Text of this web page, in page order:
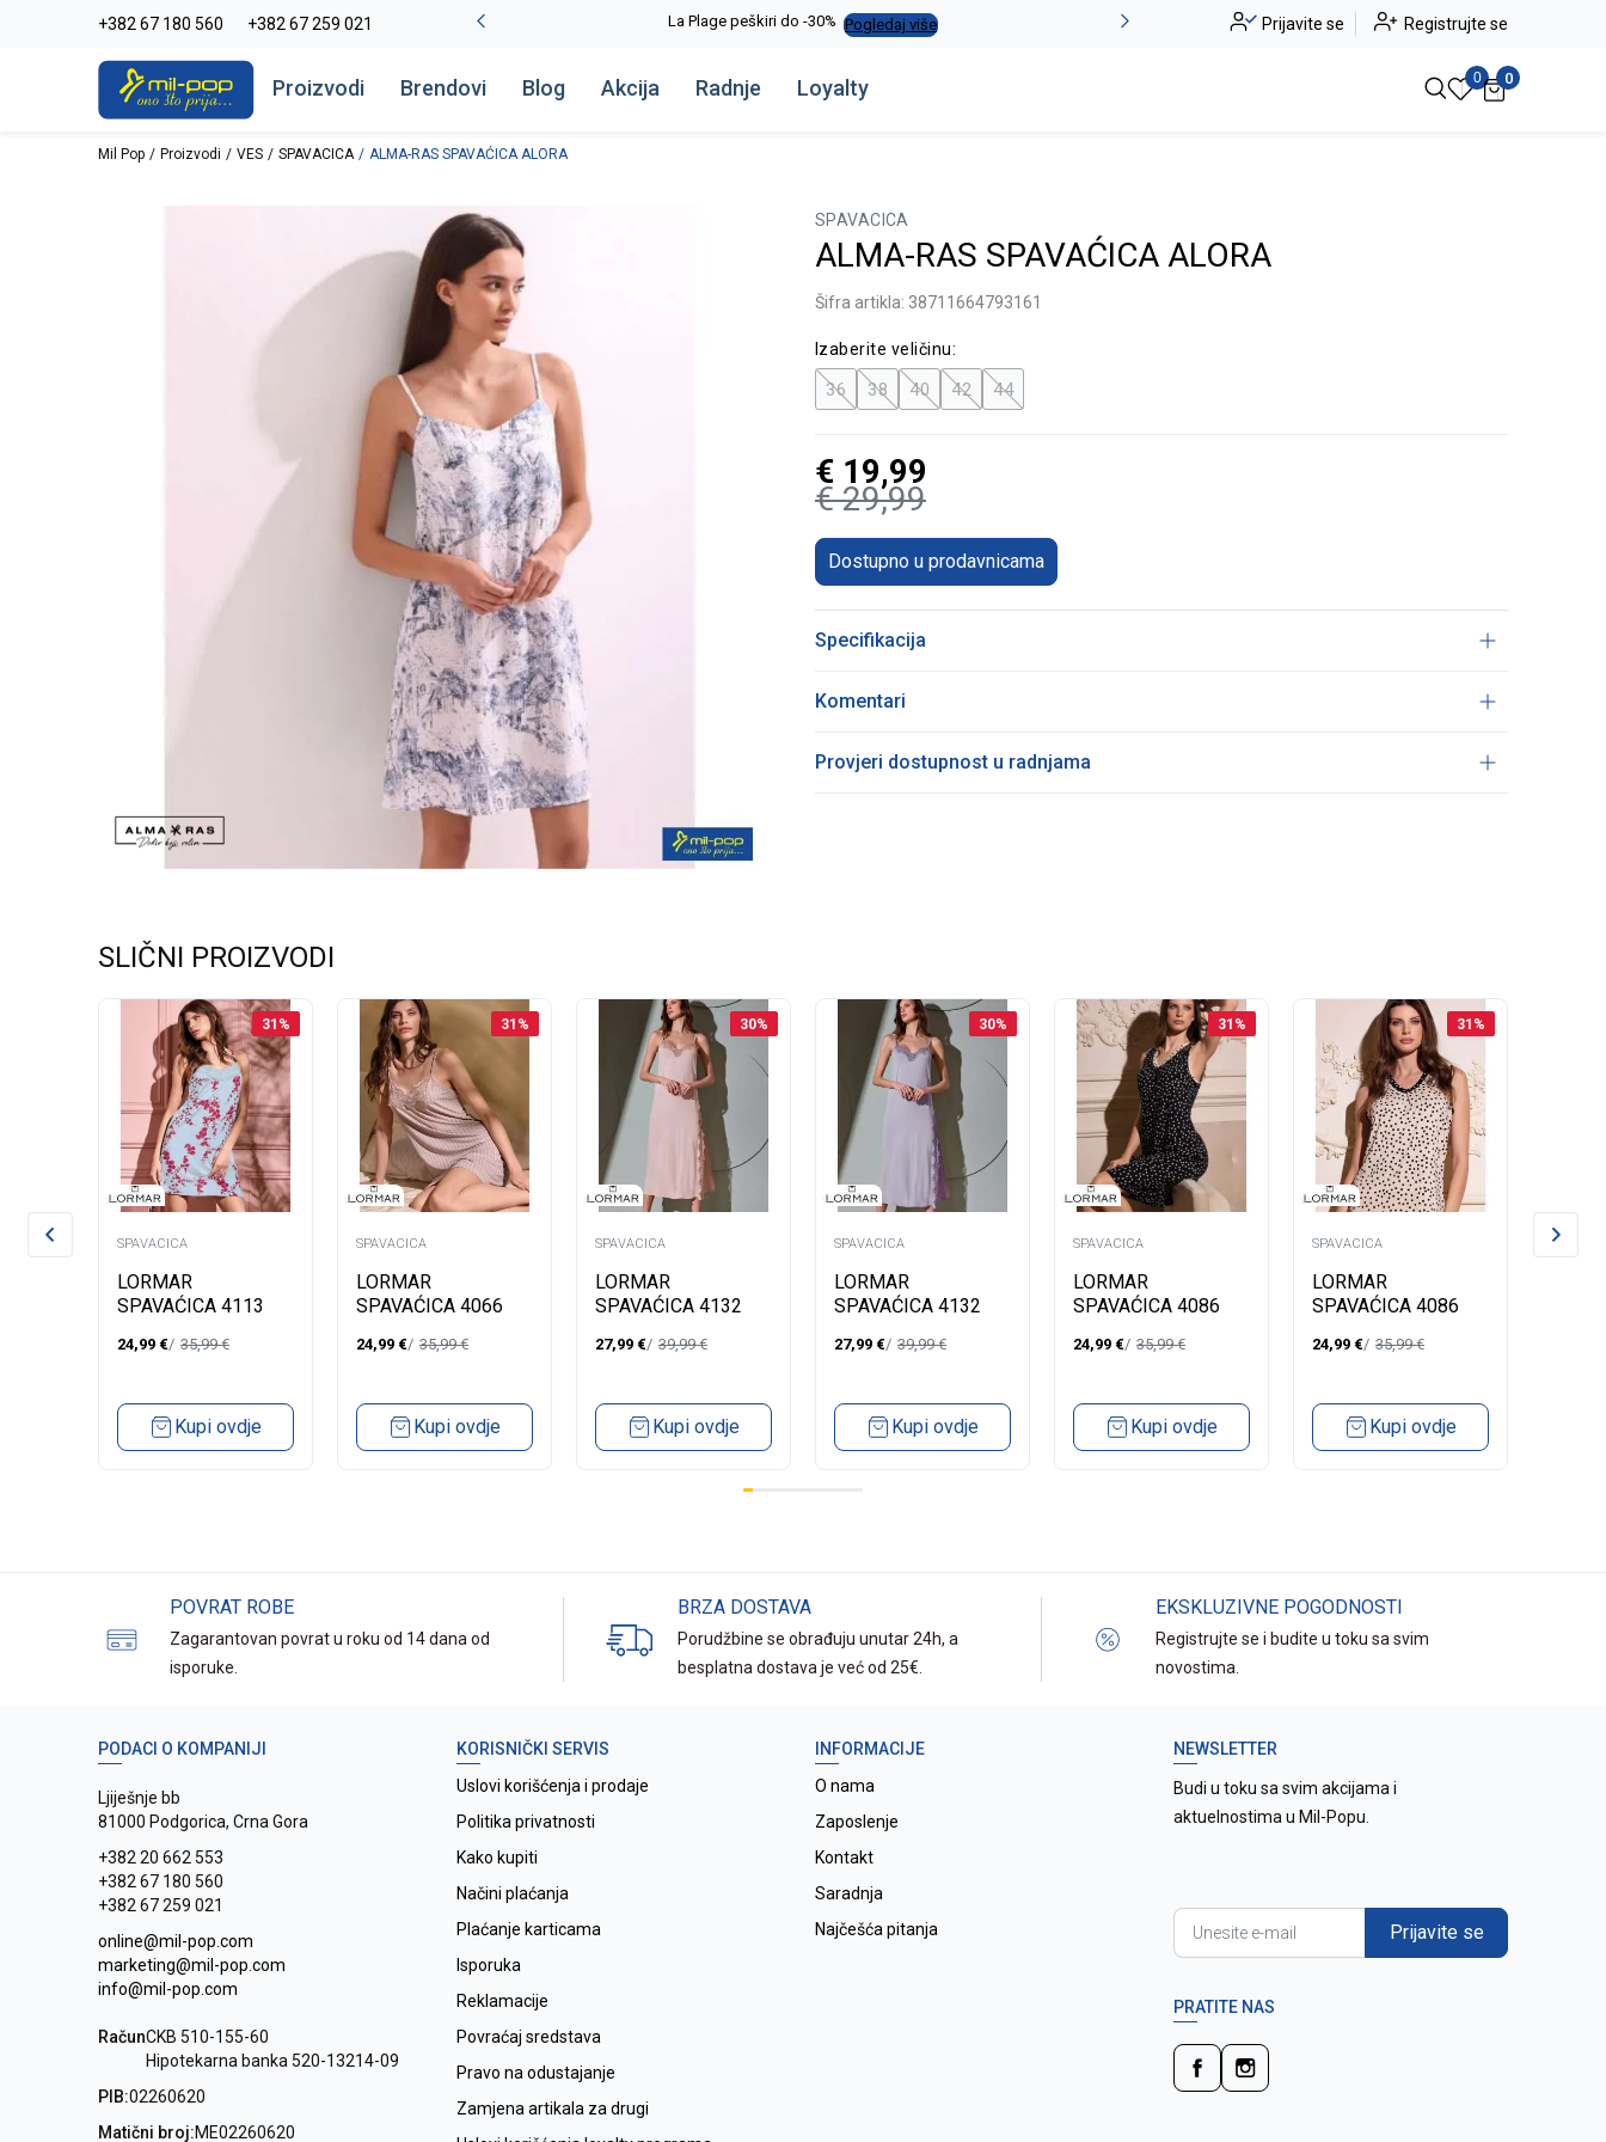
+382 67 180 560 +382 67 259 021
-20% na kompletan asortiman Pogledaj više La Plage peškiri do -30% Pogledaj više Alma Ras do -50% Pogledaj više
Prijavite se Registrujte se
Proizvodi Brendovi Blog Akcija Radnje Loyalty 0 0
Mil Pop Proizvodi VES SPAVACICA ALMA-RAS SPAVAĆICA ALORA
SPAVACICA
ALMA-RAS SPAVAĆICA ALORA
Šifra artikla: 38711664793161
Izaberite veličinu:
36 38 40 42 44
€ 29,99
€ 19,99
Dostupno u prodavnicama
Specifikacija
Komentari
Provjeri dostupnost u radnjama
SLIČNI PROIZVODI
31 %
SPAVACICA
LORMAR
SPAVAĆICA 4113
24,99 € 35,99€
Kupi ovdje
31 %
SPAVACICA
LORMAR
SPAVAĆICA 4066
24,99 € 35,99€
Kupi ovdje
30%
SPAVACICA
LORMAR
SPAVAĆICA 4132
27,99 € 39,99€
Kupi ovdje
30%
SPAVACICA
LORMAR
SPAVAĆICA 4132
27,99 € 39,99€
Kupi ovdje
31 %
SPAVACICA
LORMAR
SPAVAĆICA 4086
24,99 € 35,99€
Kupi ovdje
31 %
SPAVACICA
LORMAR
SPAVAĆICA 4086
24,99 € 35,99€
Kupi ovdje
POVRAT ROBE
Zagarantovan povrat u roku od 14 dana od
isporuke.
BRZA DOSTAVA
Porudžbine se obrađuju unutar 24h, a
besplatna dostava je već od 25€.
EKSKLUZIVNE POGODNOSTI
Registrujte se i budite u toku sa svim
novostima.
PODACI O KOMPANIJI
Ljiješnje bb
81000 Podgorica, Crna Gora
+382 20 662 553
+382 67 180 560
+382 67 259 021
online@mil-pop.com
marketing@mil-pop.com
info@mil-pop.com
RačunCKB 510-155-60
Hipotekarna banka 520-13214-09
PIB:02260620
Matični broj:ME02260620
KORISNIČKI SERVIS
Uslovi korišćenja i prodaje
Politika privatnosti
Kako kupiti
Načini plaćanja
Plaćanje karticama
Isporuka
Reklamacije
Povraćaj sredstava
Pravo na odustajanje
Zamjena artikala za drugi
INFORMACIJE
O nama
Zaposlenje
Kontakt
Saradnja
Najčešća pitanja
NEWSLETTER
Budi u toku sa svim akcijama i
aktuelnostima u Mil-Popu.
Prijavite se
PRATITE NAS